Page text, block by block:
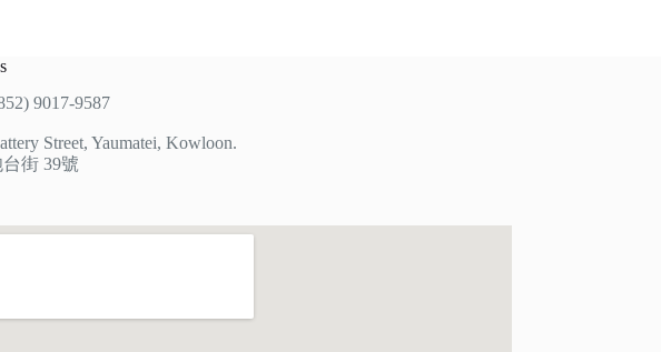
9017-9587
Street, Yaumatei, Kowloon.
街 39號